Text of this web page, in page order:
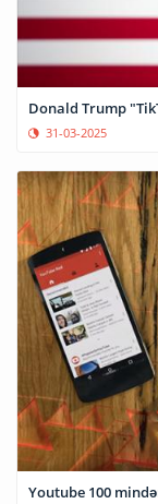
Donald Trump
31-03-2025
Youtube 100